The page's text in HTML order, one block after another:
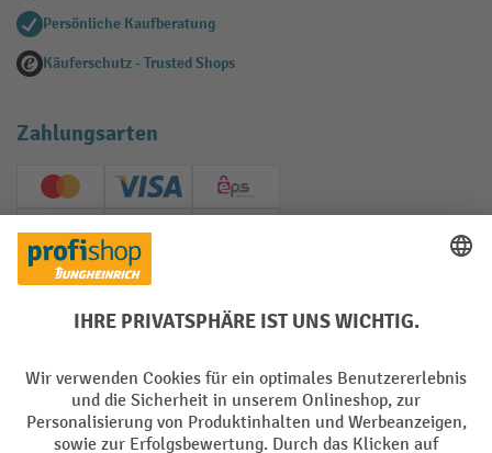
Persönliche Kaufberatung
Käuferschutz - Trusted Shops
Zahlungsarten
Creditcard (Master)Creditcard (Visa)
EPS
PayPal
Soziale Netzwerke